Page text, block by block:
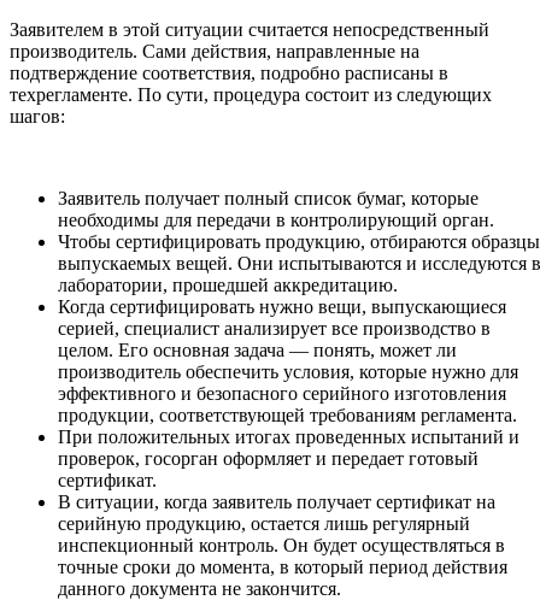
Заявителем в этой ситуации считается непосредственный
производитель. Сами действия, направленные на
подтверждение соответствия, подробно расписаны в
техрегламенте. По сути, процедура состоит из следующих
шагов:
Заявитель получает полный список бумаг, которые
необходимы для передачи в контролирующий орган.
Чтобы сертифицировать продукцию, отбираются образцы
выпускаемых вещей. Они испытываются и исследуются в
лаборатории, прошедшей аккредитацию.
Когда сертифицировать нужно вещи, выпускающиеся
серией, специалист анализирует все производство в
целом. Его основная задача — понять, может ли
производитель обеспечить условия, которые нужно для
эффективного и безопасного серийного изготовления
продукции, соответствующей требованиям регламента.
При положительных итогах проведенных испытаний и
проверок, госорган оформляет и передает готовый
сертификат.
В ситуации, когда заявитель получает сертификат на
серийную продукцию, остается лишь регулярный
инспекционный контроль. Он будет осуществляться в
точные сроки до момента, в который период действия
данного документа не закончится.